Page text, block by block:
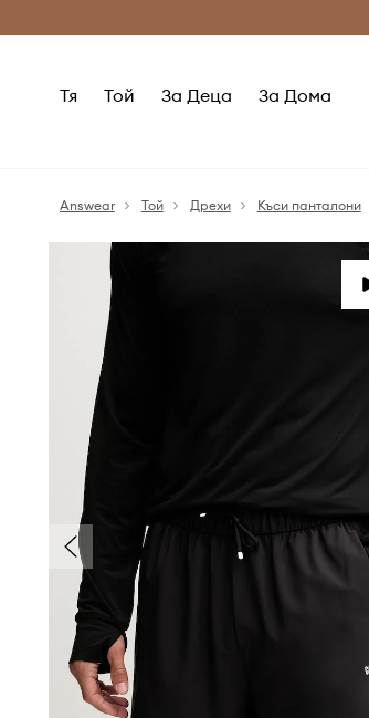
Тя Той За Деца За Дома
Answear Той Дрехи Къси панталони